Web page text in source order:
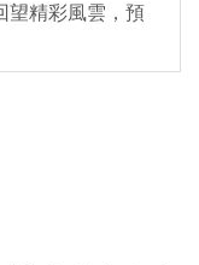
望精彩風雲，預